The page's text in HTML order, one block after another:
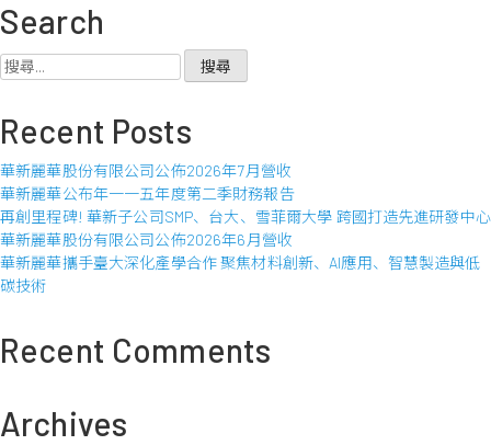
Search
搜
鍵
Recent Posts
華新麗華股份有限公司公佈2026年7月營收
華新麗華公布年一一五年度第二季財務報告
再創里程碑! 華新子公司SMP、台大、雪菲爾大學 跨國打造先進研發中心
華新麗華股份有限公司公佈2026年6月營收
華新麗華攜手臺大深化產學合作 聚焦材料創新、AI應用、智慧製造與低
碳技術
Recent Comments
Archives